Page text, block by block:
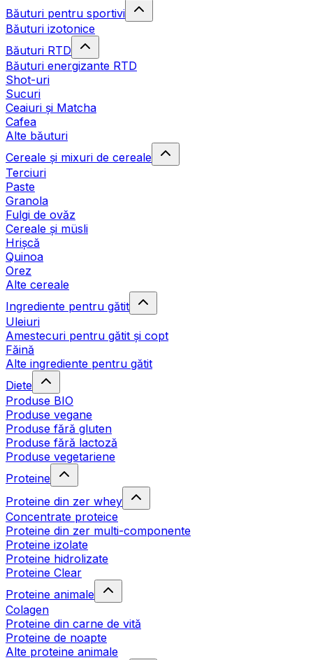
Băuturi pentru sportivi
Băuturi izotonice
Băuturi RTD
Băuturi energizante RTD
Shot-uri
Sucuri
Ceaiuri și Matcha
Cafea
Alte băuturi
Cereale și mixuri de cereale
Terciuri
Paste
Granola
Fulgi de ovăz
Cereale și müsli
Hrișcă
Quinoa
Orez
Alte cereale
Ingrediente pentru gătit
Uleiuri
Amestecuri pentru gătit și copt
Făină
Alte ingrediente pentru gătit
Diete
Produse BIO
Produse vegane
Produse fără gluten
Produse fără lactoză
Produse vegetariene
Proteine
Proteine din zer whey
Concentrate proteice
Proteine din zer multi-componente
Proteine izolate
Proteine hidrolizate
Proteine Clear
Proteine animale
Colagen
Proteine din carne de vită
Proteine de noapte
Alte proteine animale